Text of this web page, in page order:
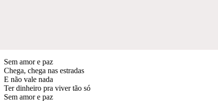
Sem amor e paz
Chega, chega nas estradas
E não vale nada
Ter dinheiro pra viver tão só
Sem amor e paz